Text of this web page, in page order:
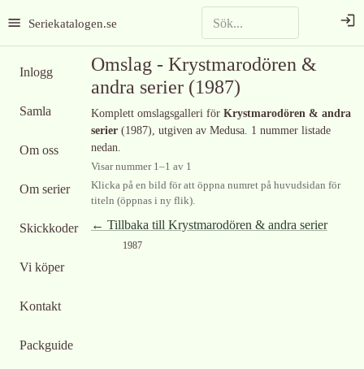
Seriekatalogen.se
Inlogg
Samla
Om oss
Om serier
Skickkoder
Vi köper
Kontakt
Packguide
Omslag - Krystmarodören &
andra serier (1987)
Komplett omslagsgalleri för Krystmarodören & andra
serier (1987), utgiven av Medusa. 1 nummer listade
nedan.
Visar nummer 1–1 av 1
Klicka på en bild för att öppna numret på huvudsidan för
titeln (öppnas i ny flik).
← Tillbaka till Krystmarodören & andra serier
1987